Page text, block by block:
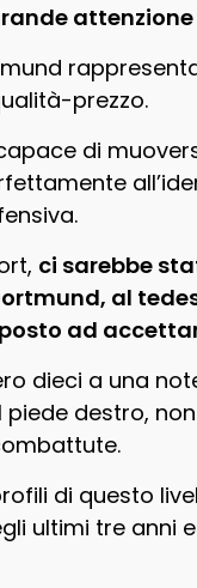
prezzo.
di
ci sarebbe
al
ad
dieci a una
destro,
di questo
ultimi tre anni